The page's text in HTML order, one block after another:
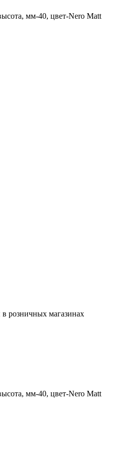
мм-40, цвет-Nero Matt
в розничных магазинах
мм-40, цвет-Nero Matt